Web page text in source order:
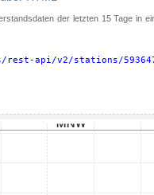
der letzten 15 Tage in
api/v2/stations/